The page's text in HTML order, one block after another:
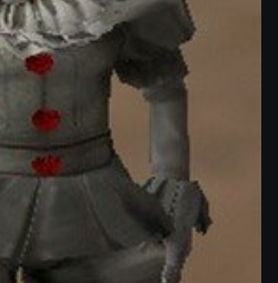
)
"Оно", теперь и в штате San